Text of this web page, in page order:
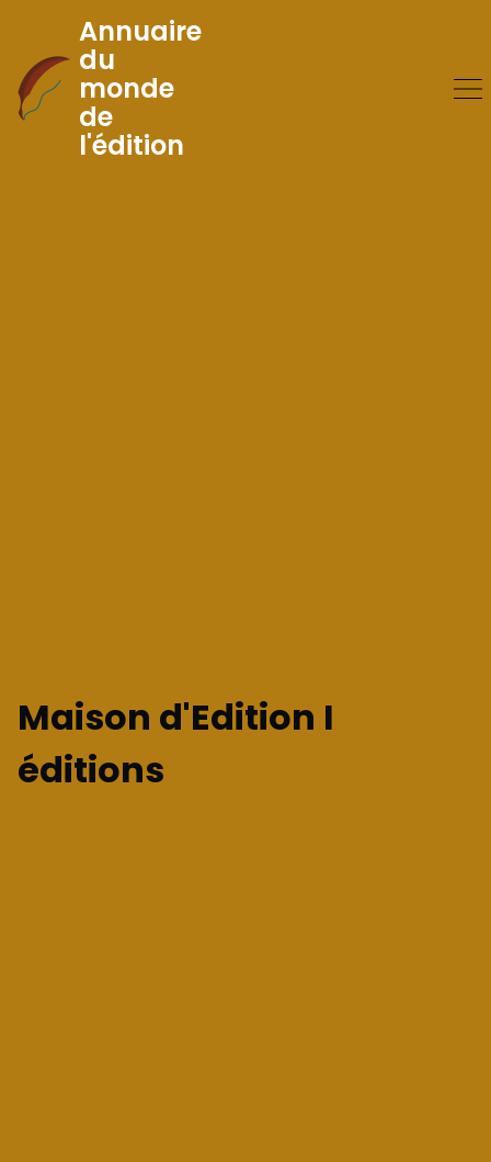
Skip
to
Content
Annuaire
du
monde
de
l'édition
Maison d'Edition I
éditions